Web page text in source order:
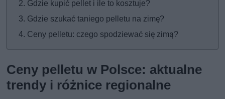
Gdzie kupić pellet i ile to kosztuje?
Gdzie szukać taniego pelletu na zimę?
Ceny pelletu: czego spodziewać się zimą?
Ceny pelletu w Polsce: aktualne
trendy i różnice regionalne